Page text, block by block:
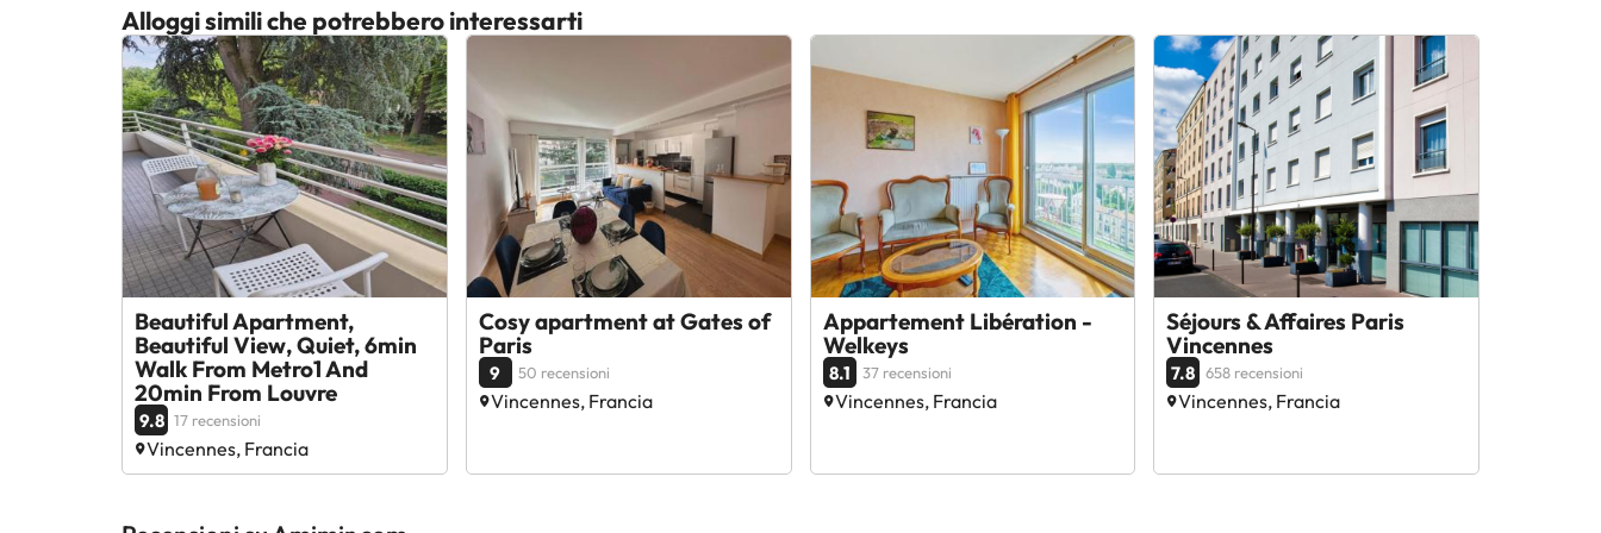
Alloggi simili che potrebbero interessarti
Beautiful Apartment,
Beautiful View, Quiet, 6min
Walk From Metro1 And
20min From Louvre
9.8 17 recensioni
Vincennes, Francia
Cosy apartment at Gates of
Paris
9 50 recensioni
Vincennes, Francia
Appartement Libération -
Welkeys
8.1 37 recensioni
Vincennes, Francia
Séjours & Affaires Paris
Vincennes
7.8 658 recensioni
Vincennes, Francia